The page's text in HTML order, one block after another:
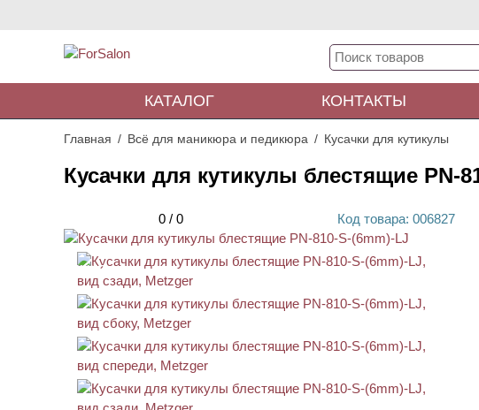
КАТАЛОГ КОНТАКТЫ
Главная Всё для маникюра и педикюра Кусачки для кутикулы
Кусачки для кутикулы блестящие PN-
0 / 0 Код товара: 006827
АКЦИЯ